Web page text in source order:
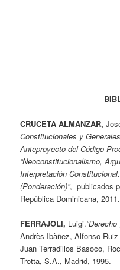
CRUCETA ALMÀNZAR,
Constitucionales y
Anteproyecto del Código
“Neoconstitucionalismo,
Interpretación
(Ponderación)”, publicados
República Dominicana, 2011.
FERRAJOLI, Luigi.
Andrès Ibàñez, Alfonso
Juan Terradillos Basoco,
Trotta, S.A., Madrid, 1995.